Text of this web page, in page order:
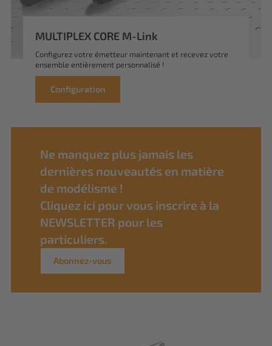
MULTIPLEX CORE M-Link
Configurez votre émetteur maintenant et recevez votre
ensemble entièrement personnalisé !
Configuration
Ne manquez plus jamais les
dernières nouveautés en matière
de modélisme !
Cliquez ici pour vous inscrire à la
NEWSLETTER pour les
particuliers.
Abonnez-vous